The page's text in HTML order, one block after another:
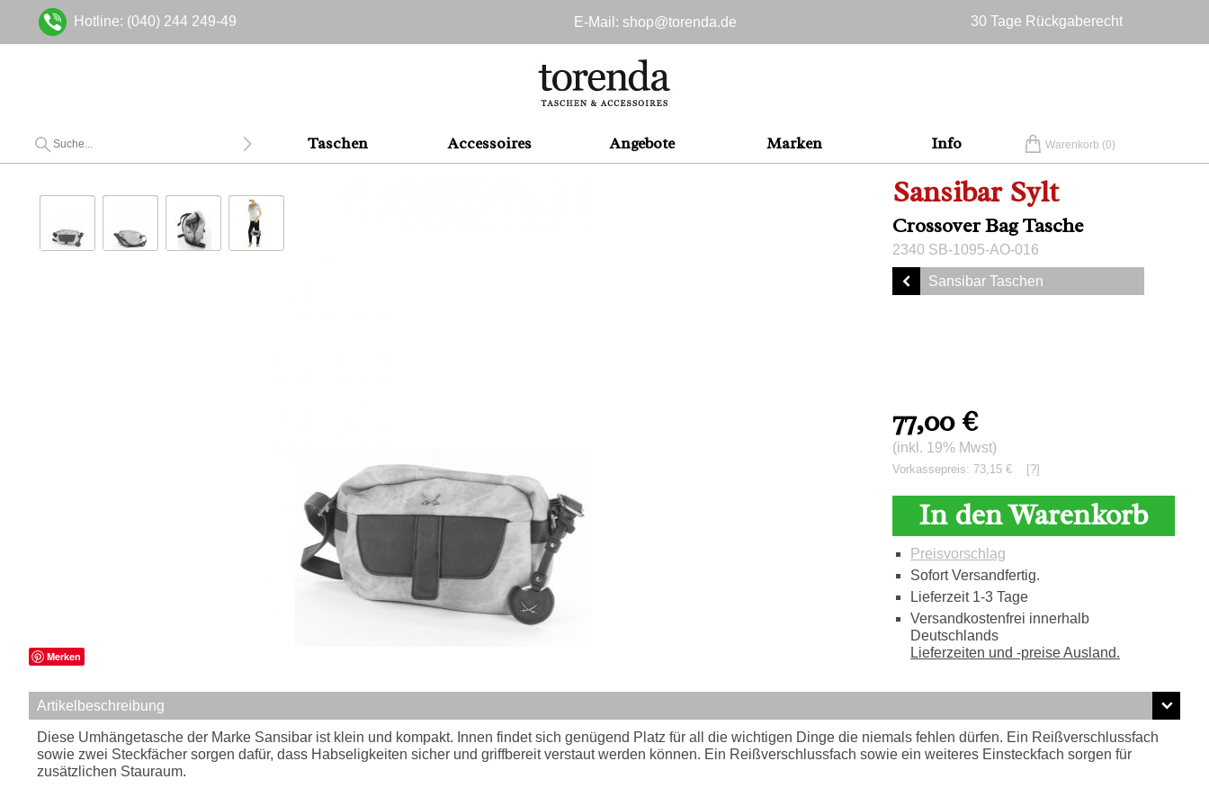
Hotline: (040) 244 249-49 E-Mail: shop@torenda.de
30 Tage Rückgaberecht
Taschen Accessoires Angebote Marken Info Warenkorb (0)
Sansibar Sylt
Crossover Bag Tasche
2340 SB-1095-AO-016
Sansibar Taschen
Merken
77,00 €
(inkl. 19% Mwst)
Vorkassepreis: 73,15 € [?]
In den Warenkorb
Preisvorschlag
Sofort Versandfertig.
Lieferzeit 1-3 Tage
Versandkostenfrei innerhalb
Deutschlands
Lieferzeiten und -preise Ausland.
Artikelbeschreibung
Diese Umhängetasche der Marke Sansibar ist klein und kompakt. Innen findet sich genügend Platz für all die wichtigen Dinge die niemals fehlen dürfen. Ein Reißverschlussfach
sowie zwei Steckfächer sorgen dafür, dass Habseligkeiten sicher und griffbereit verstaut werden können. Ein Reißverschlussfach sowie ein weiteres Einsteckfach sorgen für
zusätzlichen Stauraum.